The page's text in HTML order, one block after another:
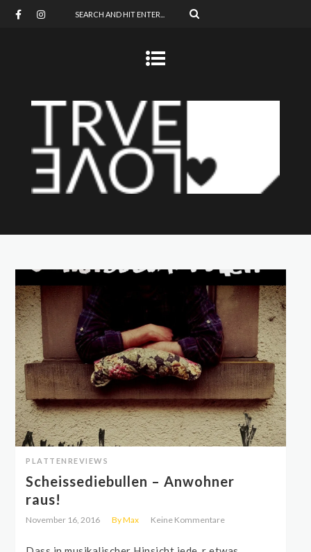
PLATTENREVIEWS
Scheissediebullen – Anwohner
raus!
November 16, 2016 By Max Keine Kommentare